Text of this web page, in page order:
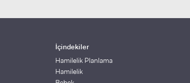
İçindekiler
Hamilelik Planlama
Hamilelik